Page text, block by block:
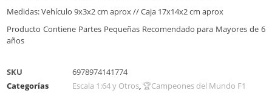
Medidas: Vehículo 9x3x2 cm aprox // Caja 17x14x2 cm aprox
Producto Contiene Partes Pequeñas Recomendado para Mayores de 6
años
SKU
6978974141774
Categorías
Escala 1:64 y Otros,🏆Campeones del Mundo F1